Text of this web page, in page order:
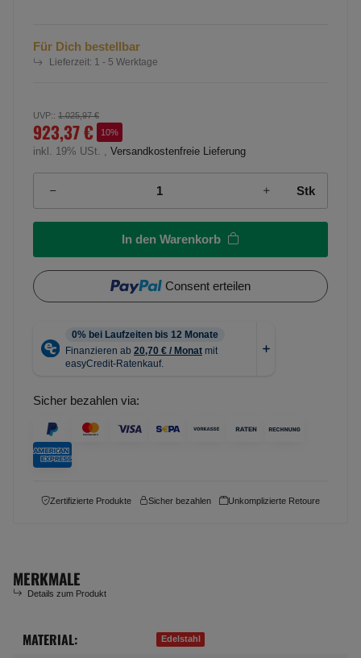
Für Dich bestellbar
Lieferzeit: 1 - 5 Werktage
UVP:: 1.025,97 €
923,37 € 10%
inkl. 19% USt. , Versandkostenfreie Lieferung
Stk
In den Warenkorb
Consent erteilen
Sicher bezahlen via:
Zertifizierte Produkte Sicher bezahlen Unkomplizierte Retoure
MERKMALE
Details zum Produkt
Produkteigenschaft
Wert
MATERIAL: Edelstahl